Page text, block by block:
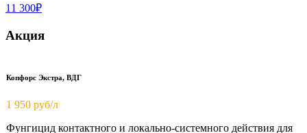
11 300₽
Акция
Копфорс Экстра, ВДГ
1 950 руб/л
Фунгицид контактного и локально-системного действия для